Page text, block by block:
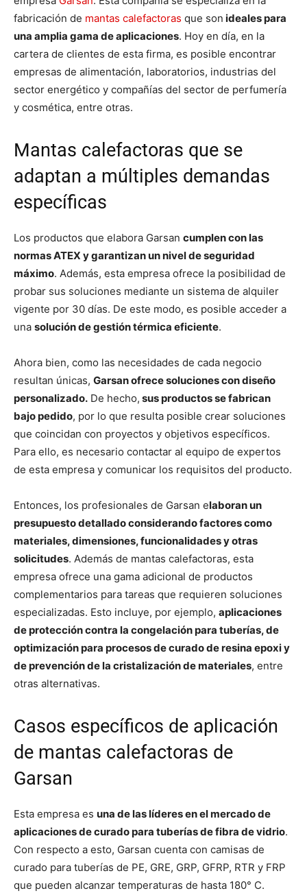
fabricación de mantas calefactoras que son ideales para
una amplia gama de aplicaciones. Hoy en día, en la
cartera de clientes de esta firma, es posible encontrar
empresas de alimentación, laboratorios, industrias del
sector energético y compañías del sector de perfumería
y cosmética, entre otras.
Mantas calefactoras que se
adaptan a múltiples demandas
específicas
Los productos que elabora Garsan cumplen con las
normas ATEX y garantizan un nivel de seguridad
máximo. Además, esta empresa ofrece la posibilidad de
probar sus soluciones mediante un sistema de alquiler
vigente por 30 días. De este modo, es posible acceder a
una solución de gestión térmica eficiente.
Ahora bien, como las necesidades de cada negocio
resultan únicas, Garsan ofrece soluciones con diseño
personalizado. De hecho, sus productos se fabrican
bajo pedido, por lo que resulta posible crear soluciones
que coincidan con proyectos y objetivos específicos.
Para ello, es necesario contactar al equipo de expertos
de esta empresa y comunicar los requisitos del producto.
Entonces, los profesionales de Garsan elaboran un
presupuesto detallado considerando factores como
materiales, dimensiones, funcionalidades y otras
solicitudes. Además de mantas calefactoras, esta
empresa ofrece una gama adicional de productos
complementarios para tareas que requieren soluciones
especializadas. Esto incluye, por ejemplo, aplicaciones
de protección contra la congelación para tuberías, de
optimización para procesos de curado de resina epoxi y
de prevención de la cristalización de materiales, entre
otras alternativas.
Casos específicos de aplicación
de mantas calefactoras de
Garsan
Esta empresa es una de las líderes en el mercado de
aplicaciones de curado para tuberías de fibra de vidrio.
Con respecto a esto, Garsan cuenta con camisas de
curado para tuberías de PE, GRE, GRP, GFRP, RTR y FRP
que pueden alcanzar temperaturas de hasta 180° C.